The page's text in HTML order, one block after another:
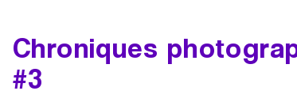
Chroniques
#3